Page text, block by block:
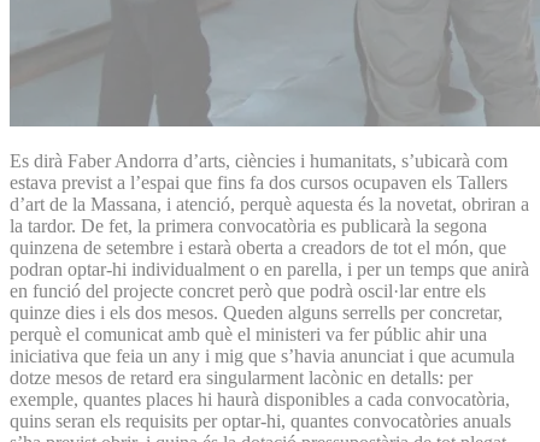
Es dirà Faber Andorra d’arts, ciències i humanitats, s’ubicarà com
estava previst a l’espai que fins fa dos cursos ocupaven els Tallers
d’art de la Massana, i atenció, perquè aquesta és la novetat, obriran a
la tardor. De fet, la primera convocatòria es publicarà la segona
quinzena de setembre i estarà oberta a creadors de tot el món, que
podran optar-hi individualment o en parella, i per un temps que anirà
en funció del projecte concret però que podrà oscil·lar entre els
quinze dies i els dos mesos. Queden alguns serrells per concretar,
perquè el comunicat amb què el ministeri va fer públic ahir una
iniciativa que feia un any i mig que s’havia anunciat i que acumula
dotze mesos de retard era singularment lacònic en detalls: per
exemple, quantes places hi haurà disponibles a cada convocatòria,
quins seran els requisits per optar-hi, quantes convocatòries anuals